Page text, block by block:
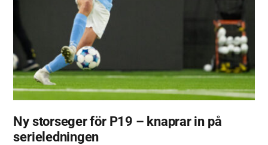
Ny storseger för P19 – knaprar in på
serieledningen